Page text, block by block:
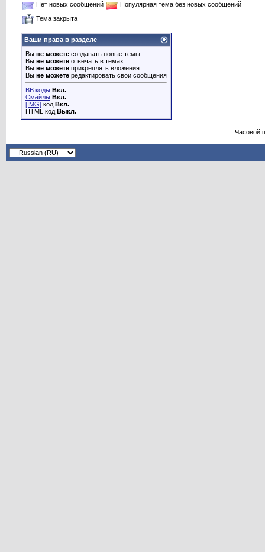
Нет новых сообщений
Популярная тема без новых сообщений
Тема закрыта
Ваши права в разделе
Вы не можете создавать новые темы
Вы не можете отвечать в темах
Вы не можете прикреплять вложения
Вы не можете редактировать свои сообщения
BB коды Вкл.
Смайлы Вкл.
[IMG] код Вкл.
HTML код Выкл.
Часовой